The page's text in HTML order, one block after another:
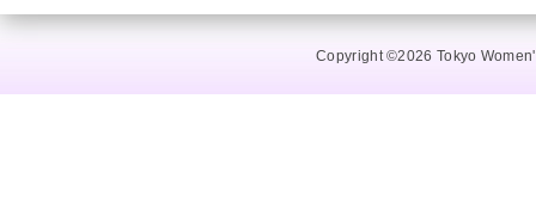
Copyright ©2026 Tokyo